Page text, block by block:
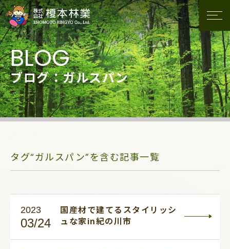
ブログ：ガルスパン
タグ“ガルスパン”を含む記事一覧
2023
03/24
国産材で建てるスタイリッシ
ュな家in紀の川市